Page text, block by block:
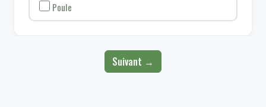
Poule
Suivant →